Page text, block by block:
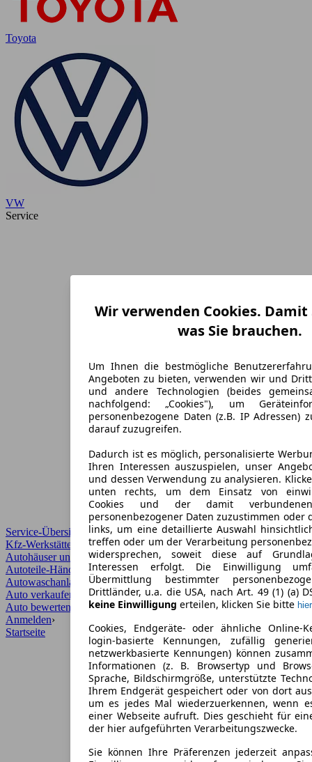
Toyota
VW
Service
Service-Übersicht
Kfz-Werkstätten
Autohäuser und Händler
Autoteile-Händler
Autowaschanlagen
Auto verkaufen
Auto bewerten
Anmelden›
Startseite
Wir verwenden Cookies.
was Sie brauchen.
Um Ihnen die bestmögliche
Angeboten zu bieten, verwenden wir und
und andere Technologien (beides
nachfolgend: „Cookies"), um
personenbezogene Daten (z.B. IP Adressen)
darauf zuzugreifen.
Dadurch ist es möglich, personalisierte
Ihren Interessen auszuspielen, unser
und dessen Verwendung zu analysieren.
unten rechts, um dem Einsatz von
Cookies und der damit
personenbezogener Daten zuzustimmen oder
links, um eine detaillierte Auswahl
treffen oder um der Verarbeitung
widersprechen, soweit diese auf
Interessen erfolgt. Die Einwilligung
Übermittlung bestimmter
Drittländer, u.a. die USA, nach Art. 49 (1) (a)
keine Einwilligung erteilen, klicken Sie bitte hier
Cookies, Endgeräte- oder ähnliche Online-
login-basierte Kennungen, zufällig
netzwerkbasierte Kennungen) können
Informationen (z. B. Browsertyp und
Sprache, Bildschirmgröße, unterstützte
Ihrem Endgerät gespeichert oder von dort
um es jedes Mal wiederzuerkennen, wenn
einer Webseite aufruft. Dies geschieht für
der hier aufgeführten Verarbeitungszwecke.
Sie können Ihre Präferenzen jederzeit